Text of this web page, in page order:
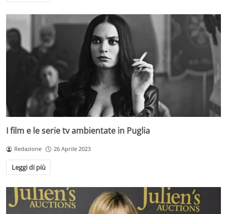
I film e le serie tv ambientate in Puglia
Redazione 26 Aprile 2023
Leggi di più